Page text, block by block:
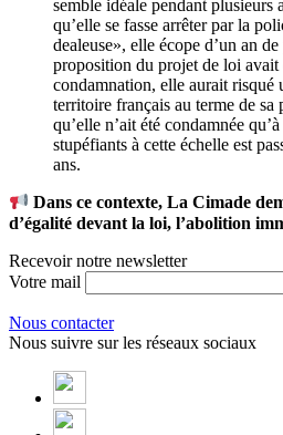
semble idéale pendant plusieurs
qu’elle se fasse arrêter par la
dealeuse», elle écope d’un an
proposition du projet de loi avait
condamnation, elle aurait risqué
territoire français au terme de sa
qu’elle n’ait été condamnée
stupéfiants à cette échelle est
ans.
Dans ce contexte, La Cimade
d’égalité devant la loi, l’abolition
Recevoir notre newsletter
Votre mail
Nous contacter
Nous suivre sur les réseaux sociaux